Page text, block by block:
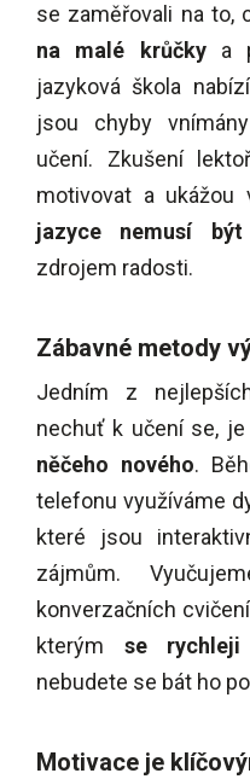
se zaměřovali na to,
na malé krůčkya
jazyková škola
jsou chyby
učení. Zkušení
motivovat a ukážou
jazyce nemusí být
zdrojem radosti.
Zábavné metody
Jedním z
nechuť k učení se,
něčeho nového.
telefonu využíváme
které jsou
zájmům.
konverzačních
kterým se
nebudete se bát ho
Motivace je